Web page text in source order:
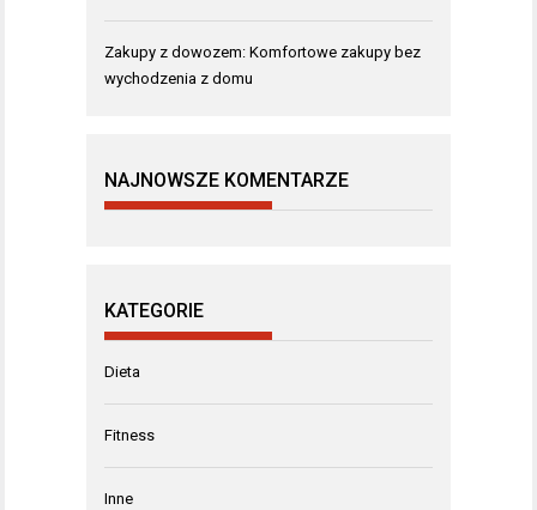
Zakupy z dowozem: Komfortowe zakupy bez
wychodzenia z domu
NAJNOWSZE KOMENTARZE
KATEGORIE
Dieta
Fitness
Inne